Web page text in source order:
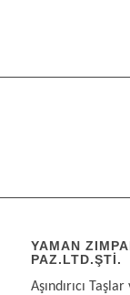
YAMAN
PAZ.LTD.ŞTI.
Aşındırıcı